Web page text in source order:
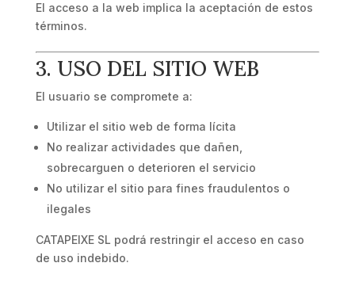
El acceso a la web implica la aceptación de estos
términos.
3. USO DEL SITIO WEB
El usuario se compromete a:
Utilizar el sitio web de forma lícita
No realizar actividades que dañen,
sobrecarguen o deterioren el servicio
No utilizar el sitio para fines fraudulentos o
ilegales
CATAPEIXE SL podrá restringir el acceso en caso
de uso indebido.